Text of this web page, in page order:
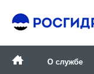
О службе